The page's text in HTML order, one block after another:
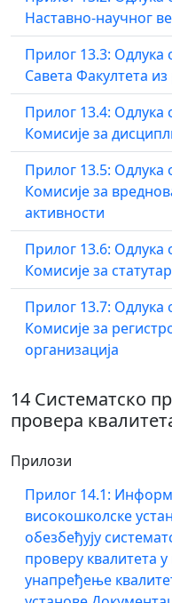
Наставно-научног
Прилог 13.3: Одлука
Савета Факултета
Прилог 13.4:
Комисије за
Прилог 13.5:
Комисије за
активности
Прилог 13.6:
Комисије за
Прилог 13.7:
Комисије за
организација
14 Систематско
провера
Прилози
Прилог 14.1:
високошколске
обезбеђују
проверу квалитета
унапређење